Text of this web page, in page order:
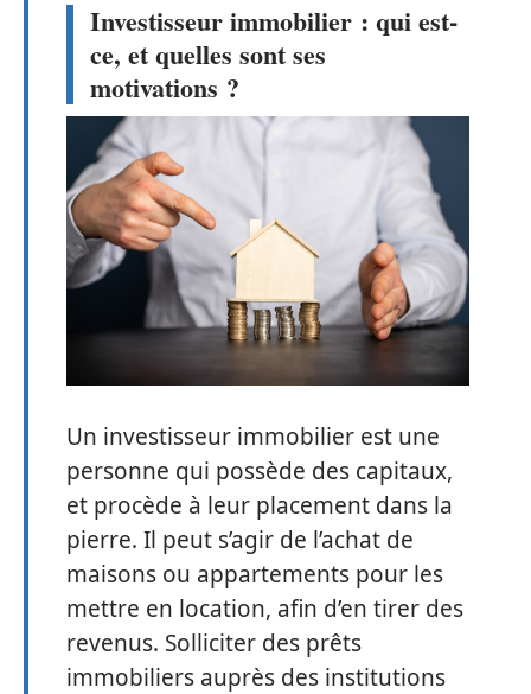
Investisseur immobilier : qui est-
ce, et quelles sont ses
motivations ?
Un investisseur immobilier est une
personne qui possède des capitaux,
et procède à leur placement dans la
pierre. Il peut s’agir de l’achat de
maisons ou appartements pour les
mettre en location, afin d’en tirer des
revenus. Solliciter des prêts
immobiliers auprès des institutions